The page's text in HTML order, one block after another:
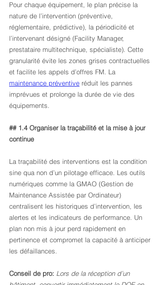
Pour chaque équipement, le plan précise la
nature de l’intervention (préventive,
réglementaire, prédictive), la périodicité et
l’intervenant désigné (Facility Manager,
prestataire multitechnique, spécialiste). Cette
granularité évite les zones grises contractuelles
et facilite les appels d’offres FM. La
maintenance préventive réduit les pannes
imprévues et prolonge la durée de vie des
équipements.
## 1.4 Organiser la traçabilité et la mise à jour
continue
La traçabilité des interventions est la condition
sine qua non d’un pilotage efficace. Les outils
numériques comme la GMAO (Gestion de
Maintenance Assistée par Ordinateur)
centralisent les historiques d’intervention, les
alertes et les indicateurs de performance. Un
plan non mis à jour perd rapidement en
pertinence et compromet la capacité à anticiper
les défaillances.
Conseil de pro: Lors de la réception d’un